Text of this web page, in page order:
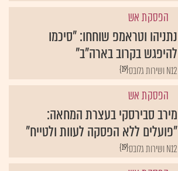
הפסקת אש
נתניהו וטראמפ שוחחו: "סיכמו
להיפגש בקרוב בארה"ב"
{19} N12 ושירות גלובס
הפסקת אש
מירב סבירסקי בעצרת המחאה:
"פועלים ללא הפסקה לעוות ולטייח"
{19} N12 ושירות גלובס